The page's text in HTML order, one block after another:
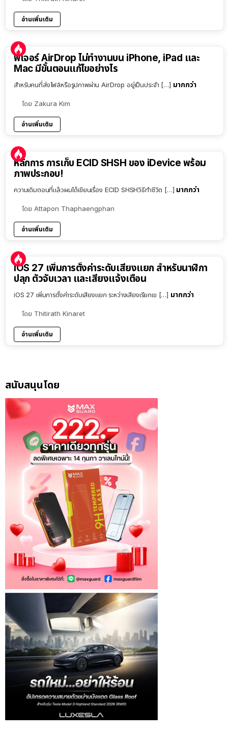
อ่านเพิ่มเติม
ฟีเจอร์ AirDrop ไม่ทำงานบน iPhone, iPad และ
Mac มีขั้นตอนแก้ไขอย่างไร
สำหรับคนที่ส่งไฟล์หรือรูปภาพผ่าน AirDrop อยู่เป็นประจำ […] มากกว่า
โดย Zakura Kim
อ่านเพิ่มเติม
หลักการ การเก็บ ECID SHSH ของ iDevice พร้อม
ภาพประกอบ!
ความเดิมตอนที่แล้วผมได้เขียนเรื่อง ECID SHSHวิธีทำชีวิต […] มากกว่า
โดย Attapon Thaphaengphan
อ่านเพิ่มเติม
iOS 27 เพิ่มการตั้งค่าระดับเสียงแยก สำหรับนาฬิกา
ปลุก ตัวจับเวลา และเสียงแจ้งเตือน
iOS 27 เพิ่มการตั้งค่าระดับเสียงแยก ระหว่างเสียงเรียกเข […] มากกว่า
โดย Thitirath Kinaret
อ่านเพิ่มเติม
สนับสนุนโดย